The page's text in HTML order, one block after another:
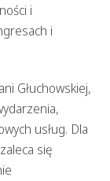
i
i
Głuchowskiej,
usług. Dla
się